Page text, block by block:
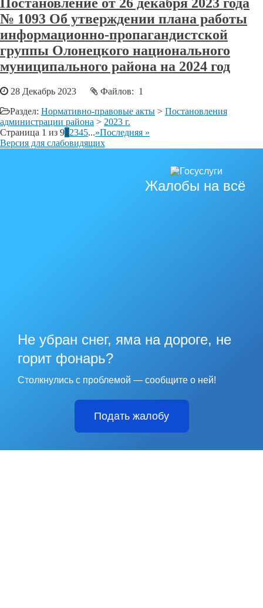
Постановление от 26 декабря 2023 года
№ 1093 Об утверждении плана работы
информационно-пропагандистской
группы Олонецкого национального
муниципального района на 2024 год
28 Декабрь 2023
Файлов: 1
Раздел: Нормативно-правовые акты > Постановления
администрации района > 2023 г.
Страница 1 из 91 2345...»Последняя »
Версия для слабовидящих
Жалобы на всё
Не убран снег, яма на дороге, не
горит фонарь?
Столкнулись с проблемой — сообщите о ней!
Подать жалобу